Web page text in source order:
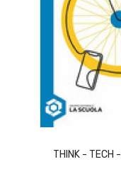
THINK - TECH